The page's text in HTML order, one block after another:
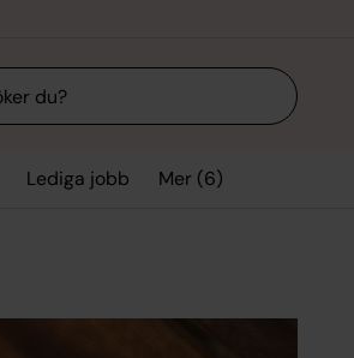
Lediga jobb Mer (6)